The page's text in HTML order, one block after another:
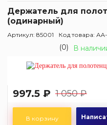
Держатель для
(одинарный)
Артикул: 85001 Код товара:
(0) В
997.5 ₽ 1 050 ₽
В корзину